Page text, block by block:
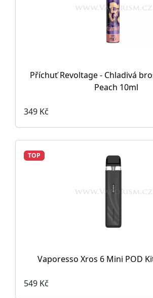
Příchuť Revoltage - Chladivá
Peach 10ml
349 Kč
TOP
Vaporesso Xros 6 Mini POD
549 Kč